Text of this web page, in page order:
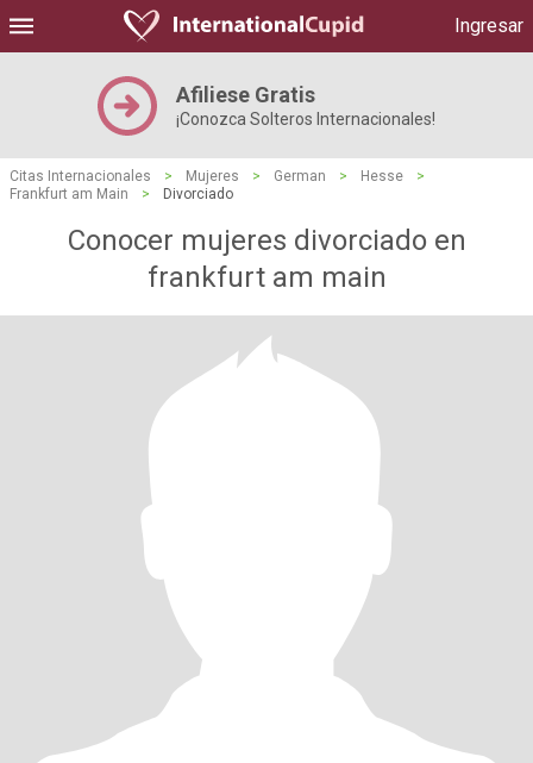
Ingresar
Afiliese Gratis
¡Conozca Solteros Internacionales!
Citas Internacionales > Mujeres > German > Hesse
>
Frankfurt am Main
> Divorciado
Conocer mujeres divorciado en
frankfurt am main